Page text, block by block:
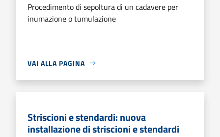
Procedimento di sepoltura di un cadavere per
inumazione o tumulazione
VAI ALLA PAGINA
Striscioni e stendardi: nuova
installazione di striscioni e stendardi